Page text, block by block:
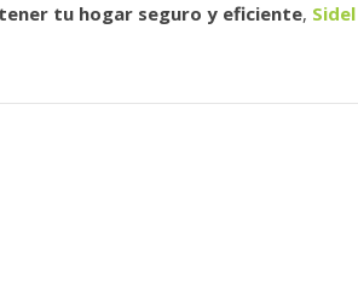
tu hogar seguro y eficiente, Sidel